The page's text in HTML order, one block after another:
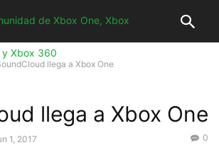
llega a Xbox One
llega a Xbox One
1, 2017 0